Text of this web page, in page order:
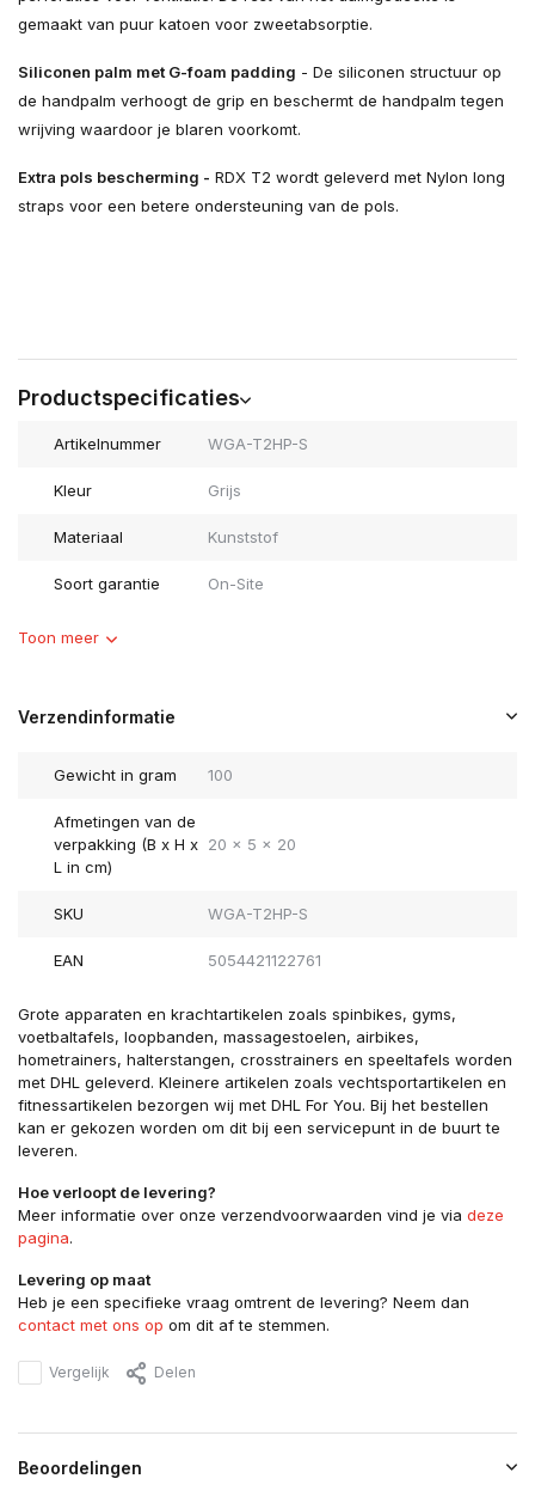
gemaakt van puur katoen voor zweetabsorptie.
Siliconen palm met G-foam padding - De siliconen structuur op
de handpalm verhoogt de grip en beschermt de handpalm tegen
wrijving waardoor je blaren voorkomt.
Extra pols bescherming - RDX T2 wordt geleverd met Nylon long
straps voor een betere ondersteuning van de pols.
Productspecificaties
Artikelnummer WGA-T2HP-S
Kleur Grijs
Materiaal Kunststof
Soort garantie On-Site
Toon meer
Verzendinformatie
Gewicht in gram 100
Afmetingen van de
verpakking (B x H x
L in cm)
20 x 5 x 20
SKU WGA-T2HP-S
EAN 5054421122761
Grote apparaten en krachtartikelen zoals spinbikes, gyms,
voetbaltafels, loopbanden, massagestoelen, airbikes,
hometrainers, halterstangen, crosstrainers en speeltafels worden
met DHL geleverd. Kleinere artikelen zoals vechtsportartikelen en
fitnessartikelen bezorgen wij met DHL For You. Bij het bestellen
kan er gekozen worden om dit bij een servicepunt in de buurt te
leveren.
Hoe verloopt de levering?
Meer informatie over onze verzendvoorwaarden vind je via deze
pagina.
Levering op maat
Heb je een specifieke vraag omtrent de levering? Neem dan
contact met ons op om dit af te stemmen.
Vergelijk Delen
Beoordelingen